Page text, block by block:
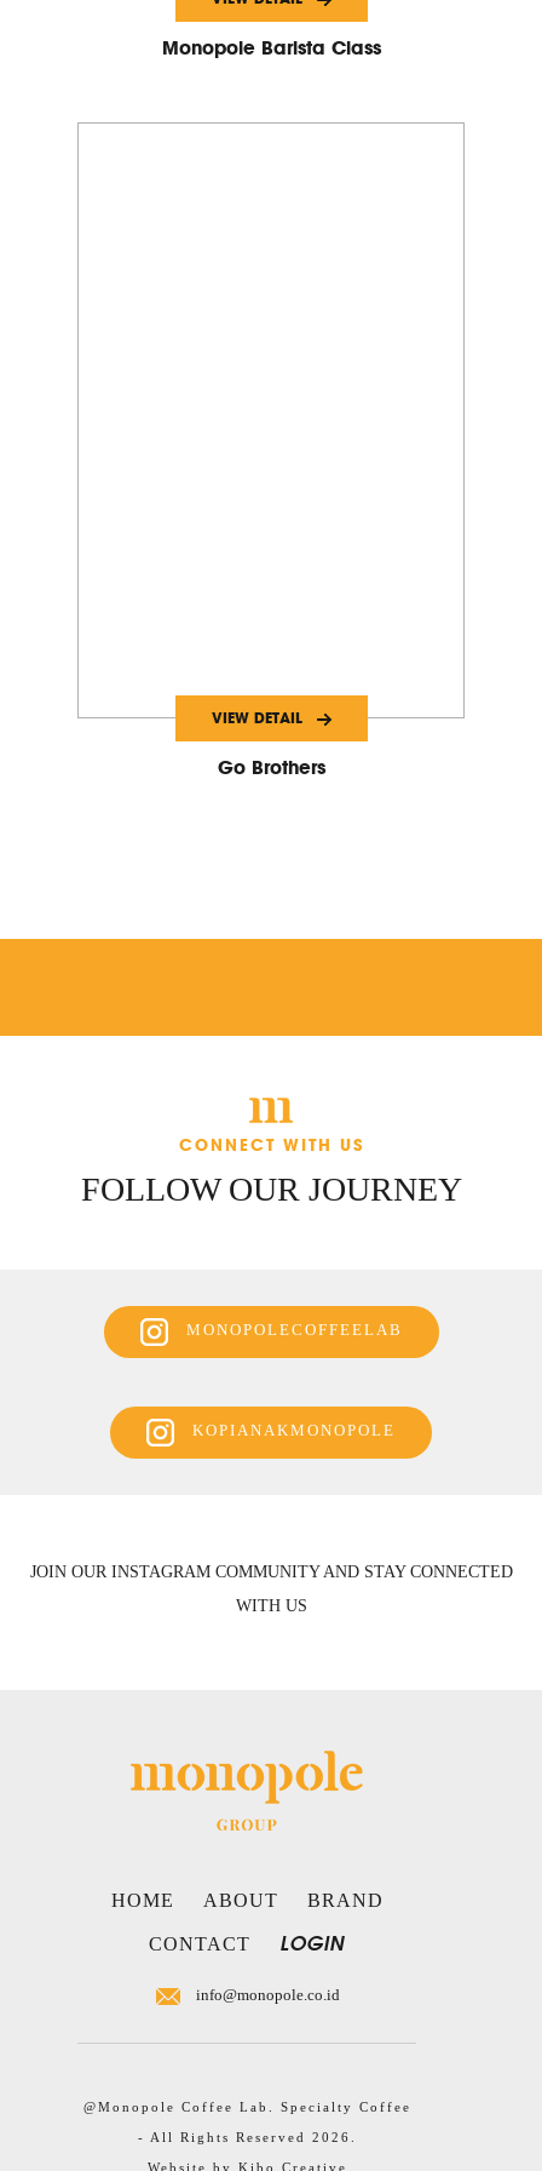
Monopole Barista Class
VIEW DETAIL
Go Brothers
CONNECT WITH US
FOLLOW OUR JOURNEY
MONOPOLECOFFEELAB
KOPIANAKMONOPOLE
JOIN OUR INSTAGRAM COMMUNITY AND STAY CONNECTED
WITH US
HOME ABOUT BRAND
CONTACT LOGIN
info@monopole.co.id
@Monopole Coffee Lab. Specialty Coffee
- All Rights Reserved 2026.
Website by Kibo Creative